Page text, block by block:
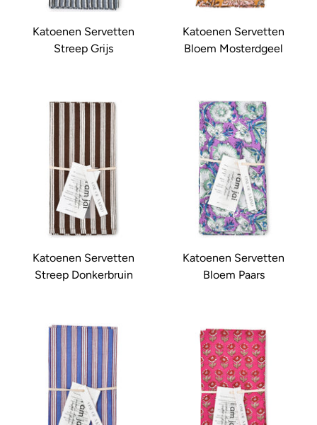
Katoenen Servetten
Streep Grijs
Katoenen Servetten
Bloem Mosterdgeel
Katoenen Servetten
Streep Donkerbruin
Katoenen Servetten
Bloem Paars